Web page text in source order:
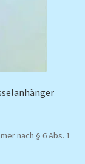
nach § 6 Abs. 1